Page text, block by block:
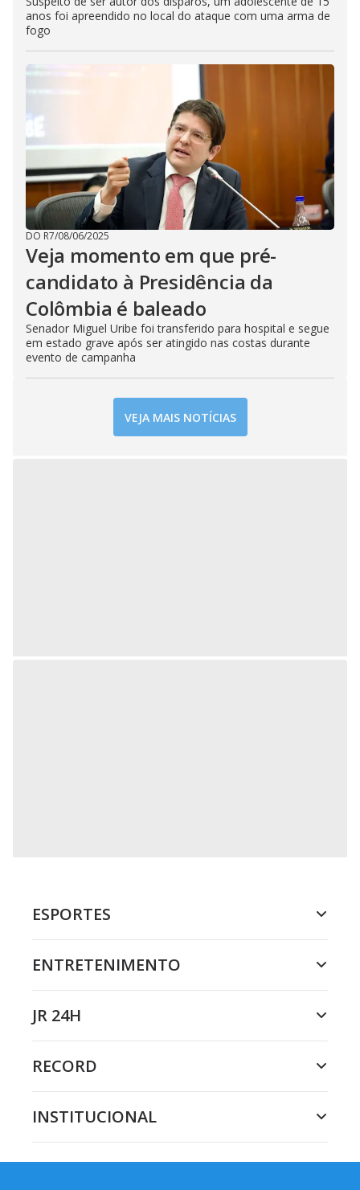
anos foi apreendido no local do ataque com uma arma de
fogo
DO R7/08/06/2025
Veja momento em que pré-
candidato à Presidência da
Colômbia é baleado
Senador Miguel Uribe foi transferido para hospital e segue
em estado grave após ser atingido nas costas durante
evento de campanha
VEJA MAIS NOTÍCIAS
ESPORTES
ENTRETENIMENTO
JR 24H
RECORD
INSTITUCIONAL